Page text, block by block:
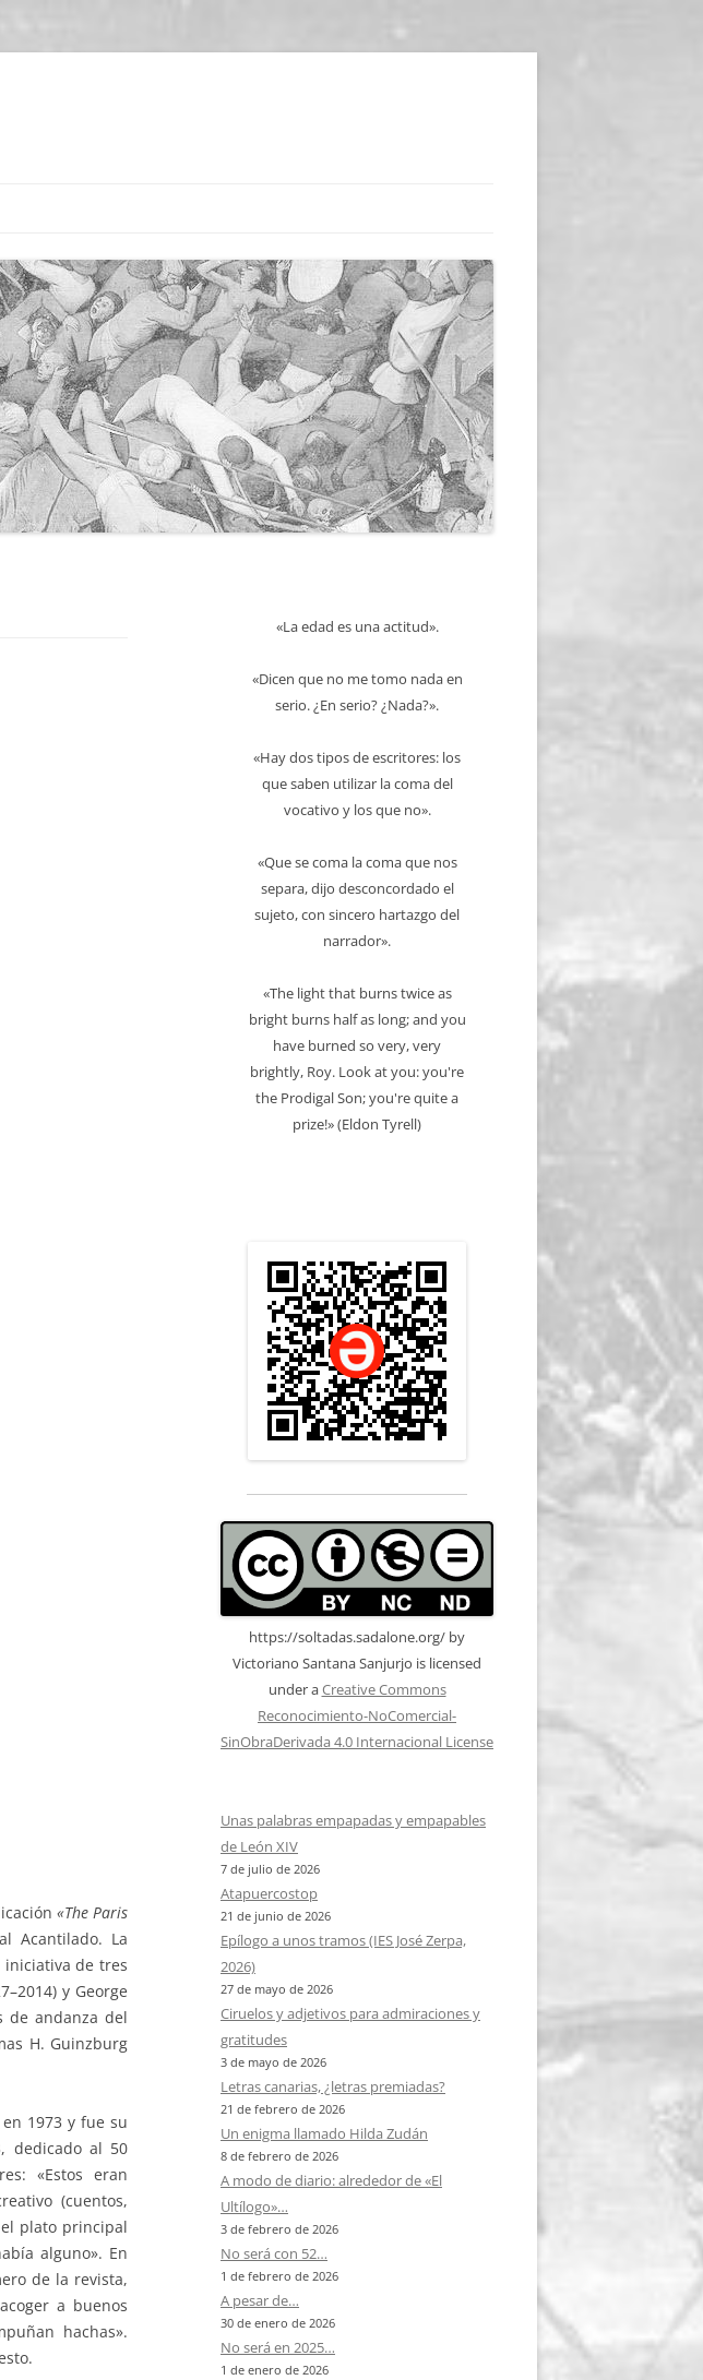
«The Paris
Acantilado. La
iniciativa de tres
y George
de andanza del
H. Guinzburg
1973 y fue su
dedicado al 50
«Estos eran
(cuentos,
plato principal
alguno». En
de la revista,
a buenos
hachas».
«La edad es una actitud».
«Dicen que no me tomo nada en
serio. ¿En serio? ¿Nada?».
«Hay dos tipos de escritores: los
que saben utilizar la coma del
vocativo y los que no».
«Que se coma la coma que nos
separa, dijo desconcordado el
sujeto, con sincero hartazgo del
narrador».
«The light that burns twice as
bright burns half as long; and you
have burned so very, very
brightly, Roy. Look at you: you're
the Prodigal Son; you're quite a
prize!» (Eldon Tyrell)
https://soltadas.sadalone.org/ by
Victoriano Santana Sanjurjo is licensed
under aCreative Commons
Reconocimiento-NoComercial-
SinObraDerivada 4.0 Internacional License
Unas palabras empapadas y empapables
de León XIV
7 de julio de 2026
Atapuercostop
21 de junio de 2026
Epílogo a unos tramos (IES José Zerpa,
2026)
27 de mayo de 2026
Ciruelos y adjetivos para admiraciones y
gratitudes
3 de mayo de 2026
Letras canarias, ¿letras premiadas?
21 de febrero de 2026
Un enigma llamado Hilda Zudán
8 de febrero de 2026
A modo de diario: alrededor de «El
Ultílogo»…
3 de febrero de 2026
No será con 52…
1 de febrero de 2026
A pesar de…
30 de enero de 2026
No será en 2025…
1 de enero de 2026